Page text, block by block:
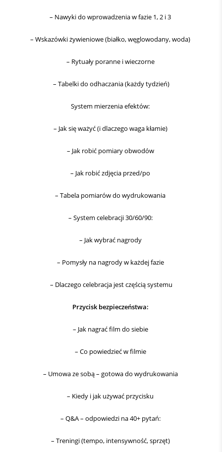
– Nawyki do wprowadzenia w fazie 1, 2 i 3
– Wskazówki żywieniowe (białko, węglowodany, woda)
– Rytuały poranne i wieczorne
– Tabelki do odhaczania (każdy tydzień)
System mierzenia efektów:
– Jak się ważyć (i dlaczego waga kłamie)
– Jak robić pomiary obwodów
– Jak robić zdjęcia przed/po
– Tabela pomiarów do wydrukowania
– System celebracji 30/60/90:
– Jak wybrać nagrody
– Pomysły na nagrody w każdej fazie
– Dlaczego celebracja jest częścią systemu
Przycisk bezpieczeństwa:
– Jak nagrać film do siebie
– Co powiedzieć w filmie
– Umowa ze sobą – gotowa do wydrukowania
– Kiedy i jak używać przycisku
– Q&A – odpowiedzi na 40+ pytań:
– Treningi (tempo, intensywność, sprzęt)